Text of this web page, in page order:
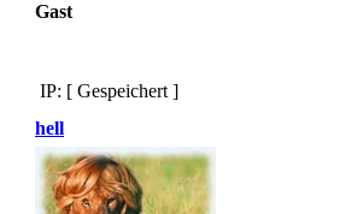
Gast
IP: [ Gespeichert ]
hell